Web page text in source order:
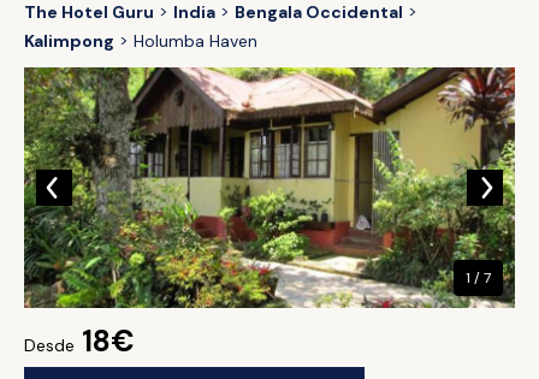
The Hotel Guru India
Bengala Occidental
Kalimpong
Holumba Haven
Desde 18€
1 / 7